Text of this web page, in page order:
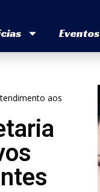
Eventos
aos